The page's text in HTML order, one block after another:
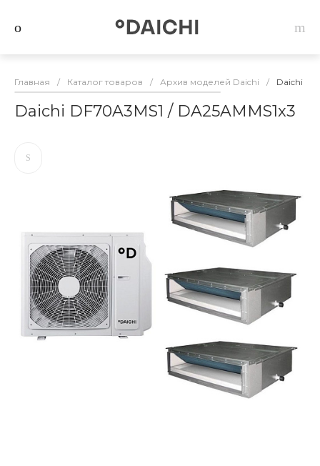
Главная / Каталог товаров / Архив моделей Daichi / Daichi
Daichi DF70A3MS1 / DA25AMMS1x3